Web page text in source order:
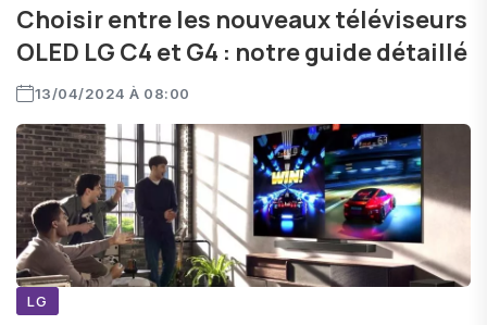
Choisir entre les nouveaux téléviseurs
OLED LG C4 et G4 : notre guide détaillé
13/04/2024 À 08:00
LG